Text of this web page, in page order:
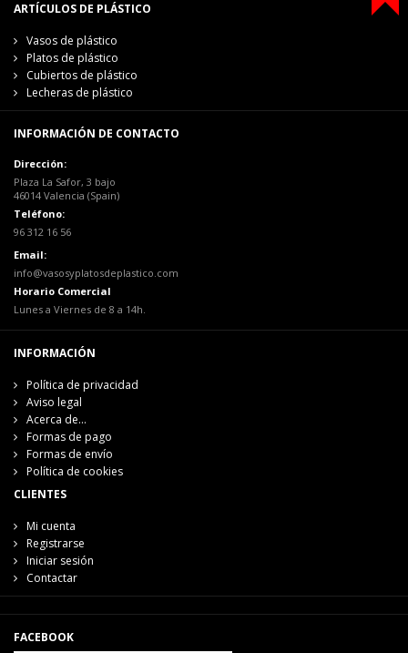
ARTÍCULOS DE PLÁSTICO
Vasos de plástico
Platos de plástico
Cubiertos de plástico
Lecheras de plástico
INFORMACIÓN DE CONTACTO
Dirección:
Plaza La Safor, 3 bajo
46014 Valencia (Spain)
Teléfono:
96 312 16 56
Email:
info@vasosyplatosdeplastico.com
Horario Comercial
Lunes a Viernes de 8 a 14h.
INFORMACIÓN
Política de privacidad
Aviso legal
Acerca de...
Formas de pago
Formas de envío
Política de cookies
CLIENTES
Mi cuenta
Registrarse
Iniciar sesión
Contactar
FACEBOOK